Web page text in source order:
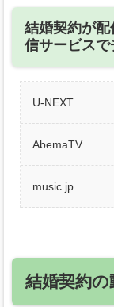
結婚契約が
信サービスで
U-NEXT
AbemaTV
music.jp
結婚契約の